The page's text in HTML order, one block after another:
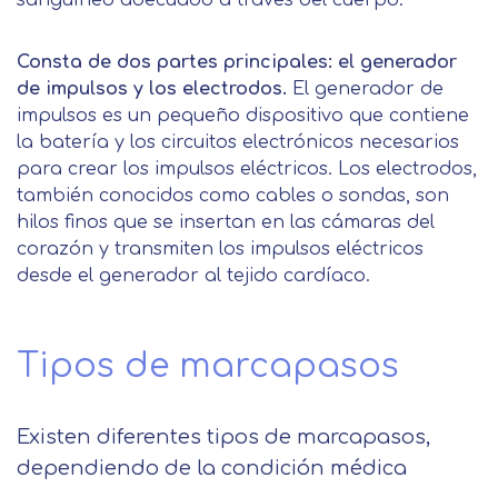
Consta de dos partes principales: el generador
de impulsos y los electrodos. El generador de
impulsos es un pequeño dispositivo que contiene
la batería y los circuitos electrónicos necesarios
para crear los impulsos eléctricos. Los electrodos,
también conocidos como cables o sondas, son
hilos finos que se insertan en las cámaras del
corazón y transmiten los impulsos eléctricos
desde el generador al tejido cardíaco.
Tipos de marcapasos
Existen diferentes tipos de marcapasos,
dependiendo de la condición médica